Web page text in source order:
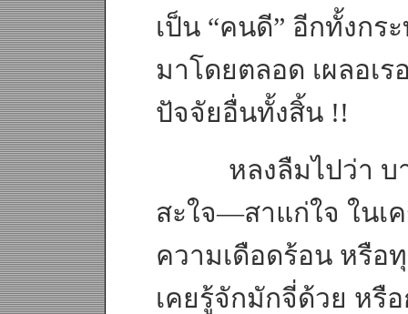
เป็น “คนดี” อีกทั้งกร
มาโดยตลอด เผลอเร
ปัจจัยอื่นทั้งสิ้น !!
หลงลืมไปว่า บาง
สะใจ—สาแก่ใจ ในเ
ความเดือดร้อน หรือ
เคยรู้จักมักจี่ด้วย หรื